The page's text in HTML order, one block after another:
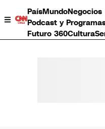
PaísMundoNegocios
Podcast y
Futuro 360Cultura